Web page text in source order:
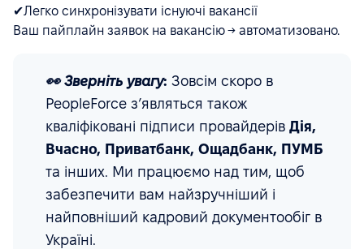
✔Легко синхронізувати існуючі вакансії
Ваш пайплайн заявок на вакансію → автоматизовано.
👀 Зверніть увагу: Зовсім скоро в
PeopleForce з’являться також
кваліфіковані підписи провайдерів Дія,
Вчасно, Приватбанк, Ощадбанк, ПУМБ
та інших. Ми працюємо над тим, щоб
забезпечити вам найзручніший і
найповніший кадровий документообіг в
Україні.